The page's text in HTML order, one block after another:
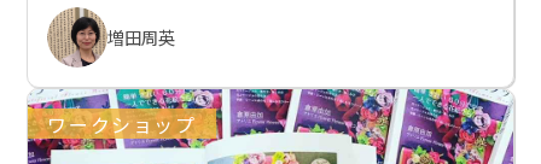
増田周英
ワークショップ